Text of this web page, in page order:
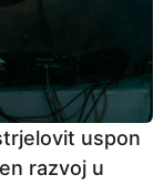
uspon
razvoj u